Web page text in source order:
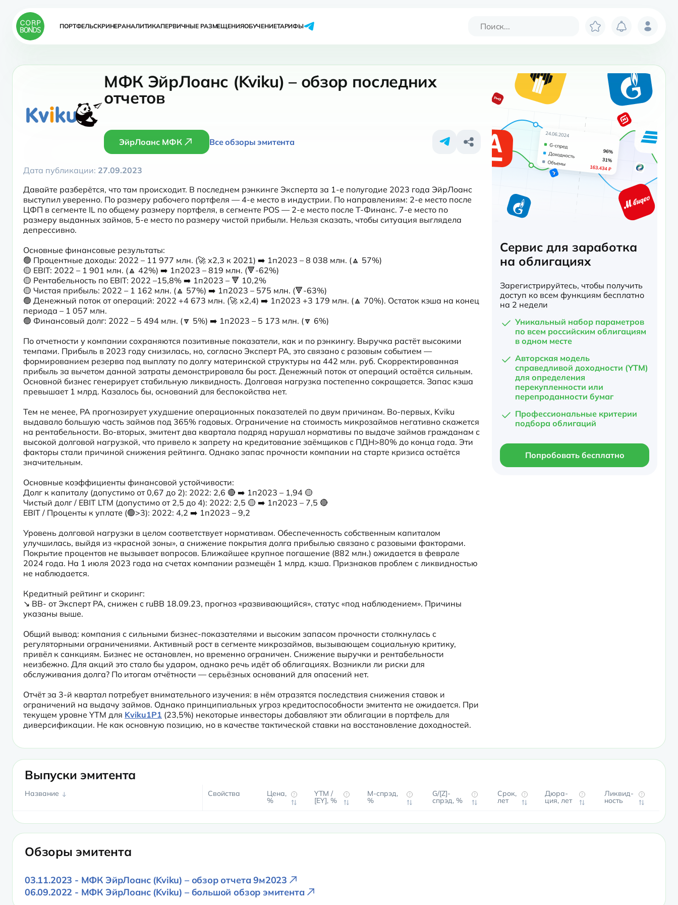
ПОРТФЕЛЬСКРИНЕРАНАЛИТИКАПЕРВИЧНЫЕ РАЗМЕЩЕНИЯОБУЧЕНИЕТАРИФЫ
МФК ЭйрЛоанс (Kviku) – обзор последних
отчетов
ЭйрЛоанс МФК Все обзоры эмитента
Дата публикации: 27.09.2023
Давайте разберётся, что там происходит. В последнем рэнкинге Эксперта за 1-е полугодие 2023 года ЭйрЛоанс
выступил уверенно. По размеру рабочего портфеля — 4-е место в индустрии. По направлениям: 2-е место после
ЦФП в сегменте IL по общему размеру портфеля, в сегменте POS — 2-е место после Т-Финанс. 7-е место по
размеру выданных займов, 5-е место по размеру чистой прибыли. Нельзя сказать, чтобы ситуация выглядела
депрессивно.
Основные финансовые результаты:
🟢 Процентные доходы: 2022 – 11 977 млн. (🚀 х2,3 к 2021) ➡️ 1п2023 – 8 038 млн. (🔼 57%)
🟡 EBIT: 2022 – 1 901 млн. (🔼 42%) ➡️ 1п2023 – 819 млн. (🔻-62%)
🟡 Рентабельность по EBIT: 2022 –15,8% ➡️ 1п2023 – 🔻 10,2%
🟡 Чистая прибыль: 2022 – 1 162 млн. (🔼 57%) ➡️ 1п2023 – 575 млн. (🔻-63%)
🟢 Денежный поток от операций: 2022 +4 673 млн. (🚀 х2,4) ➡️ 1п2023 +3 179 млн. (🔼 70%). Остаток кэша на конец
периода – 1 057 млн.
🟢 Финансовый долг: 2022 – 5 494 млн. (🔽 5%) ➡️ 1п2023 – 5 173 млн. (🔽 6%)
По отчетности у компании сохраняются позитивные показатели, как и по рэнкингу. Выручка растёт высокими
темпами. Прибыль в 2023 году снизилась, но, согласно Эксперт РА, это связано с разовым событием —
формированием резерва под выплату по долгу материнской структуры на 442 млн. руб. Скорректированная
прибыль за вычетом данной затраты демонстрировала бы рост. Денежный поток от операций остаётся сильным.
Основной бизнес генерирует стабильную ликвидность. Долговая нагрузка постепенно сокращается. Запас кэша
превышает 1 млрд. Казалось бы, оснований для беспокойства нет.
Тем не менее, РА прогнозирует ухудшение операционных показателей по двум причинам. Во-первых, Kviku
выдавало большую часть займов под 365% годовых. Ограничение на стоимость микрозаймов негативно скажется
на рентабельности. Во-вторых, эмитент два квартала подряд нарушал нормативы по выдаче займов гражданам с
высокой долговой нагрузкой, что привело к запрету на кредитование заёмщиков с ПДН>80% до конца года. Эти
факторы стали причиной снижения рейтинга. Однако запас прочности компании на старте кризиса остаётся
значительным.
Основные коэффициенты финансовой устойчивости:
Долг к капиталу (допустимо от 0,67 до 2): 2022: 2,6 🔴 ➡️ 1п2023 – 1,94 🟡
Чистый долг / EBIT LTM (допустимо от 2,5 до 4): 2022: 2,5 🟡 ➡️ 1п2023 – 7,5 🔴
EBIT / Проценты к уплате (🟢>3): 2022: 4,2 ➡️ 1п2023 – 9,2
Уровень долговой нагрузки в целом соответствует нормативам. Обеспеченность собственным капиталом
улучшилась, выйдя из «красной зоны», а снижение покрытия долга прибылью связано с разовыми факторами.
Покрытие процентов не вызывает вопросов. Ближайшее крупное погашение (882 млн.) ожидается в феврале
2024 года. На 1 июля 2023 года на счетах компании размещён 1 млрд. кэша. Признаков проблем с ликвидностью
не наблюдается.
Кредитный рейтинг и скоринг:
↘️ ВB- от Эксперт РА, снижен с ruBB 18.09.23, прогноз «развивающийся», статус «под наблюдением». Причины
указаны выше.
Общий вывод: компания с сильными бизнес-показателями и высоким запасом прочности столкнулась с
регуляторными ограничениями. Активный рост в сегменте микрозаймов, вызывающем социальную критику,
привёл к санкциям. Бизнес не остановлен, но временно ограничен. Снижение выручки и рентабельности
неизбежно. Для акций это стало бы ударом, однако речь идёт об облигациях. Возникли ли риски для
обслуживания долга? По итогам отчётности — серьёзных оснований для опасений нет.
Отчёт за 3-й квартал потребует внимательного изучения: в нём отразятся последствия снижения ставок и
ограничений на выдачу займов. Однако принципиальных угроз кредитоспособности эмитента не ожидается. При
текущем уровне YTM для Kviku1P1 (23,5%) некоторые инвесторы добавляют эти облигации в портфель для
диверсификации. Не как основную позицию, но в качестве тактической ставки на восстановление доходностей.
Сервис для заработка
на облигациях
Зарегистрируйтесь, чтобы получить
доступ ко всем функциям бесплатно
на 2 недели
Уникальный набор параметров
по всем российским облигациям
в одном месте
Авторская модель
справедливой доходности (YTM)
для определения
перекупленности или
перепроданности бумаг
Профессиональные критерии
подбора облигаций
Попробовать бесплатно
Выпуски эмитента
Название Свойства Цена,
%
? YTM /
[EY], %
? М-спрэд,
%
? G/[Z]-
спрэд, %
? Срок,
лет
? Дюра­
ция, лет
? Ликвид­
ность
?
Обзоры эмитента
03.11.2023 - МФК ЭйрЛоанс (Kviku) – обзор отчета 9м2023
06.09.2022 - МФК ЭйрЛоанс (Kviku) – большой обзор эмитента